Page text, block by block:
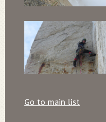
Go to main list